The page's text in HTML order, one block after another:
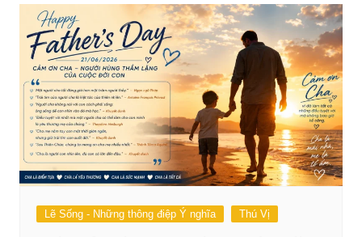
Lẽ Sống - Những thông điệp Ý nghĩa Thú Vị